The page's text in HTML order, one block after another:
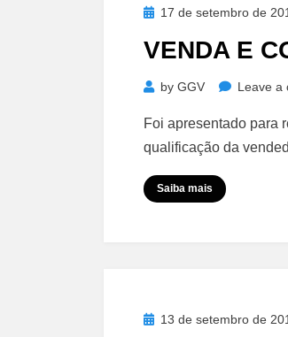
Posted17 de setembro de
VENDA E
by GGV Leave a
Foi apresentado para
qualificação da
Saiba mais
Posted13 de setembro de